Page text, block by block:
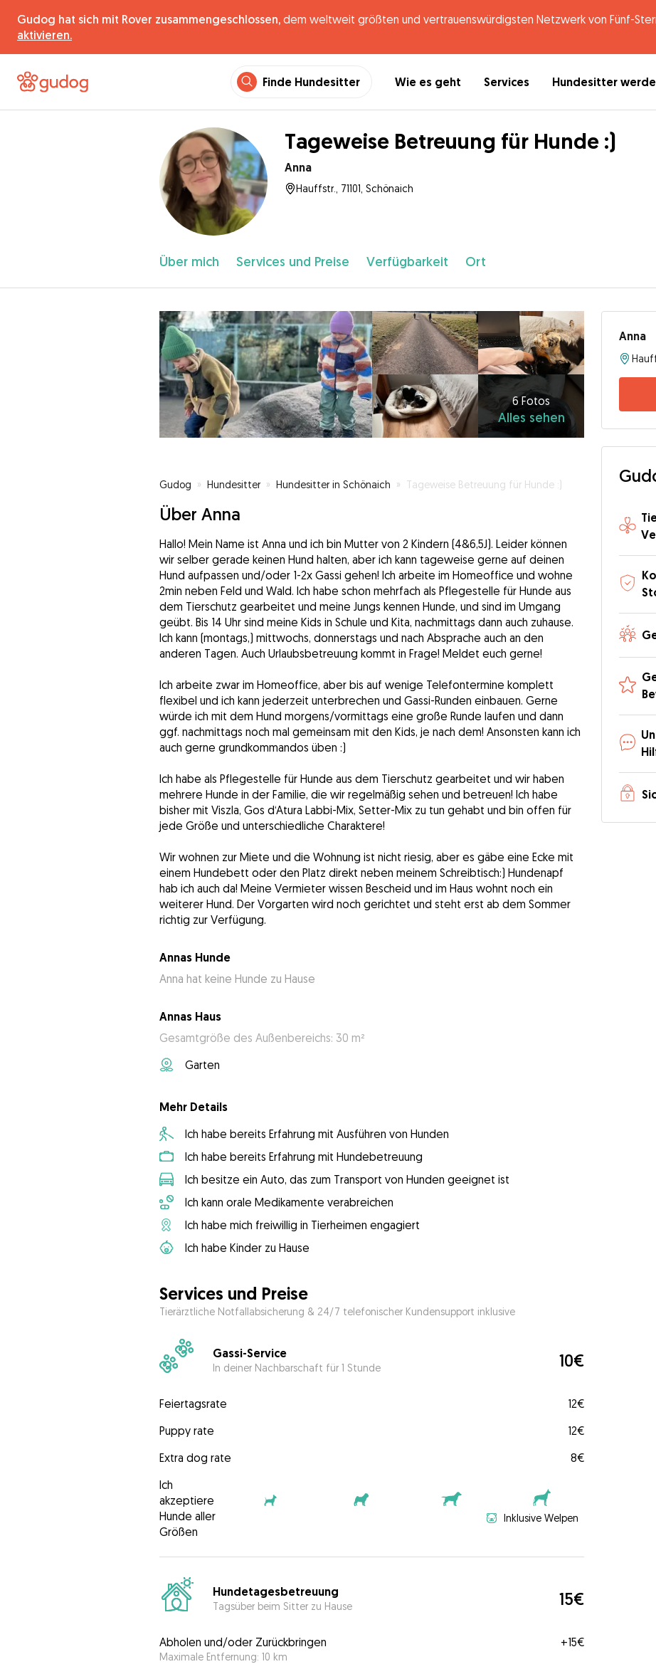
Gudog hat sich mit Rover zusammengeschlossen, dem weltweit größten und vertrauenswürdigsten Netzwerk von Fünf-
aktivieren.
Finde Hundesitter Wie es geht Services Hundesitter
Tageweise Betreuung für Hunde :)
Anna
Hauffstr., 71101, Schönaich
Über mich Services und Preise Verfügbarkeit Ort
6 Fotos
Alles sehen
Gudog » Hundesitter » Hundesitter in Schönaich » Tageweise Betreuung für Hunde :)
Über Anna
Hallo! Mein Name ist Anna und ich bin Mutter von 2 Kindern (4&6,5J). Leider können
wir selber gerade keinen Hund halten, aber ich kann tageweise gerne auf deinen
Hund aufpassen und/oder 1-2x Gassi gehen! Ich arbeite im Homeoffice und wohne
2min neben Feld und Wald. Ich habe schon mehrfach als Pflegestelle für Hunde aus
dem Tierschutz gearbeitet und meine Jungs kennen Hunde, und sind im Umgang
geübt. Bis 14 Uhr sind meine Kids in Schule und Kita, nachmittags dann auch zuhause.
Ich kann (montags,) mittwochs, donnerstags und nach Absprache auch an den
anderen Tagen. Auch Urlaubsbetreuung kommt in Frage! Meldet euch gerne!
Ich arbeite zwar im Homeoffice, aber bis auf wenige Telefontermine komplett
flexibel und ich kann jederzeit unterbrechen und Gassi-Runden einbauen. Gerne
würde ich mit dem Hund morgens/vormittags eine große Runde laufen und dann
ggf. nachmittags noch mal gemeinsam mit den Kids, je nach dem! Ansonsten kann ich
auch gerne grundkommandos üben :)
Ich habe als Pflegestelle für Hunde aus dem Tierschutz gearbeitet und wir haben
mehrere Hunde in der Familie, die wir regelmäßig sehen und betreuen! Ich habe
bisher mit Viszla, Gos d‘Atura Labbi-Mix, Setter-Mix zu tun gehabt und bin offen für
jede Größe und unterschiedliche Charaktere!
Wir wohnen zur Miete und die Wohnung ist nicht riesig, aber es gäbe eine Ecke mit
einem Hundebett oder den Platz direkt neben meinem Schreibtisch:) Hundenapf
hab ich auch da! Meine Vermieter wissen Bescheid und im Haus wohnt noch ein
weiterer Hund. Der Vorgarten wird noch gerichtet und steht erst ab dem Sommer
richtig zur Verfügung.
Annas Hunde
Anna hat keine Hunde zu Hause
Annas Haus
Gesamtgröße des Außenbereichs: 30 m²
Garten
Mehr Details
Ich habe bereits Erfahrung mit Ausführen von Hunden
Ich habe bereits Erfahrung mit Hundebetreuung
Ich besitze ein Auto, das zum Transport von Hunden geeignet ist
Ich kann orale Medikamente verabreichen
Ich habe mich freiwillig in Tierheimen engagiert
Ich habe Kinder zu Hause
Services und Preise
Tierärztliche Notfallabsicherung & 24/7 telefonischer Kundensupport inklusive
Gassi-Service
In deiner Nachbarschaft für 1 Stunde 10€
Feiertagsrate
12€
Puppy rate
12€
Extra dog rate
8€
Ich
akzeptiere
Hunde aller
Größen
Inklusive Welpen
Hundetagesbetreuung
Tagsüber beim Sitter zu Hause 15€
Abholen und/oder Zurückbringen
Maximale Entfernung: 10 km
+15€
Anna